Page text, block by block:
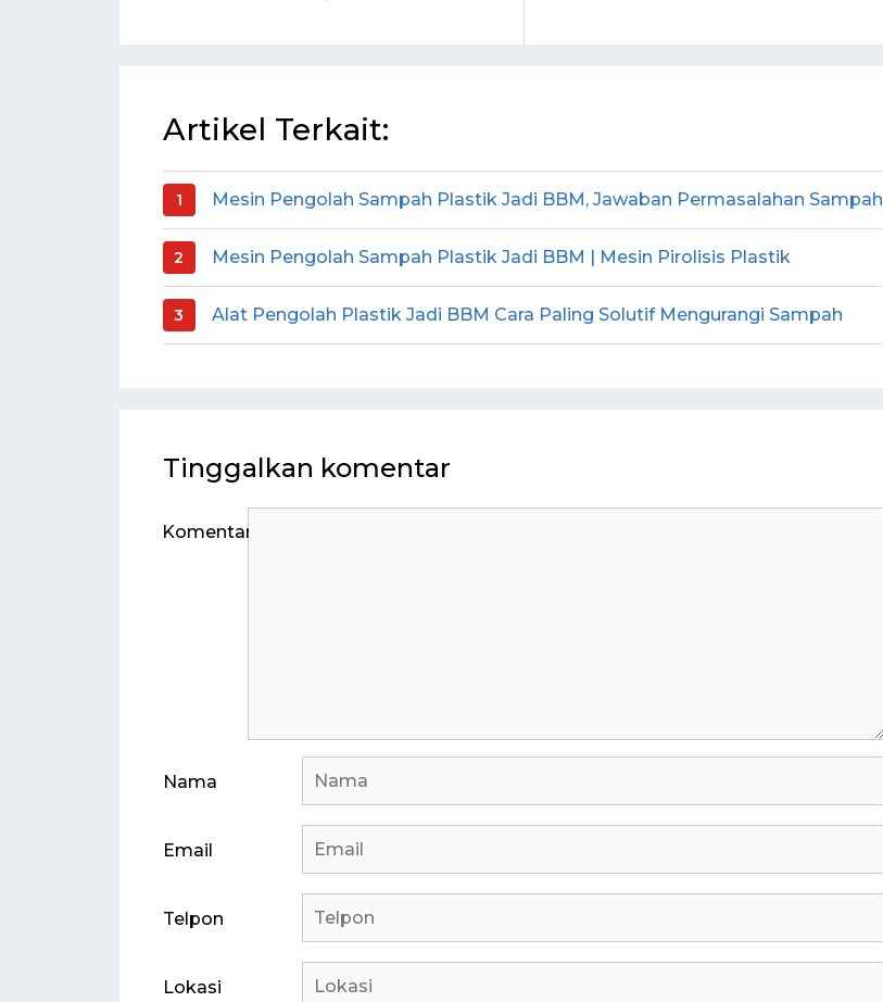
Artikel Terkait:
Mesin Pengolah Sampah Plastik Jadi BBM, Jawaban Permasalahan Sampah
Mesin Pengolah Sampah Plastik Jadi BBM | Mesin Pirolisis Plastik
Alat Pengolah Plastik Jadi BBM Cara Paling Solutif Mengurangi Sampah
Tinggalkan komentar
Komentar
Nama
Email
Telpon
Lokasi